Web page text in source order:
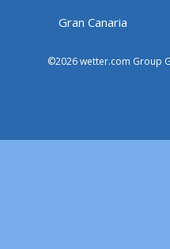
Gran Canaria
©2026 wetter.com Group